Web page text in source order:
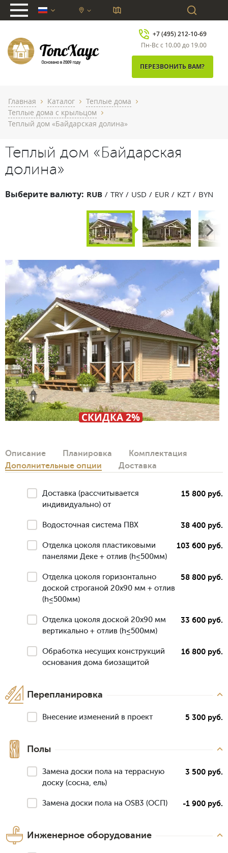
chevron_down
+7 (495) 212-10-69
Пн-Вс с 10.00 до 19.00
ПЕРЕЗВОНИТЬ ВАМ?
Главная chevron_right Каталог chevron_right Теплые дома chevron_right
Теплые дома с крыльцом chevron_right
Теплый дом «Байдарская долина»
Теплый дом «Байдарская
долина»
Выберите валюту: RUB TRY USD EUR KZT BYN
Next
СКИДКА 2%
Описание Планировка
Комплектация
Дополнительные опции
Доставка
Доставка (рассчитывается
индивидуально) от
15 800 руб.
Водосточная система ПВХ 38 400 руб.
Отделка цоколя пластиковыми
панелями Деке + отлив (h≤500мм)
103 600 руб.
Отделка цоколя горизонтально
доской строганой 20х90 мм + отлив
(h≤500мм)
58 800 руб.
Отделка цоколя доской 20х90 мм
вертикально + отлив (h≤500мм)
33 600 руб.
Обработка несущих конструкций
основания дома биозащитой
16 800 руб.
Перепланировка
Внесение изменений в проект 5 300 руб.
Полы
Замена доски пола на террасную
доску (сосна, ель)
3 500 руб.
Замена доски пола на OSB3 (ОСП) -1 900 руб.
Инженерное оборудование